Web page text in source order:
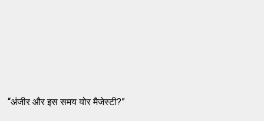
“अंजीर और इस समय योर मैजेस्टी?”